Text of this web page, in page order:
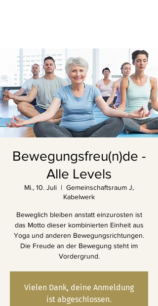
Bewegungsfreu(n)de -
Alle Levels
Mi., 10. Juli
  |
Gemeinschaftsraum J,
Kabelwerk
Beweglich bleiben anstatt einzurosten ist
das Motto dieser kombinierten Einheit aus
Yoga und anderen Bewegungsrichtungen.
Die Freude an der Bewegung steht im
Vordergrund.
Vielen Dank, deine Anmeldung
ist abgeschlossen.